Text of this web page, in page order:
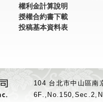
權利金計算說明
授權合約書下載
投稿基本資料表
104 台北市中山區